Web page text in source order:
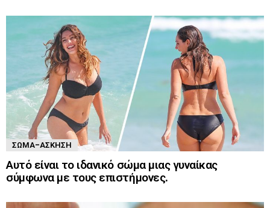
ΣΏΜΑ-ΆΣΚΗΣΗ
Αυτό είναι το ιδανικό σώμα μιας γυναίκας
σύμφωνα με τους επιστήμονες.